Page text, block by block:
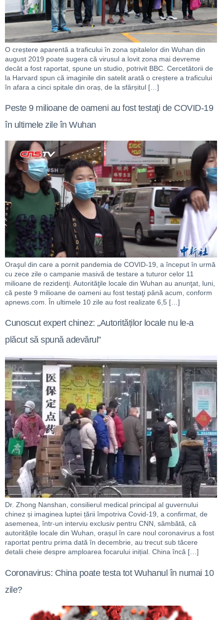
O creștere aparentă a traficului în zona spitalelor din Wuhan din
august 2019 poate sugera că virusul a lovit zona mai devreme
decât a fost raportat, spune un studio, potrivit BBC. Cercetătorii de
la Harvard spun că imaginile din satelit arată o creștere a traficului
în afara a cinci spitale din oraș, de la sfârșitul […]
Peste 9 milioane de oameni au fost testaţi de COVID-19
în ultimele zile în Wuhan
Oraşul din care a pornit pandemia de COVID-19, a început în urmă
cu zece zile o campanie masivă de testare a tuturor celor 11
milioane de rezidenţi. Autorităţile locale din Wuhan au anunţat, luni,
că peste 9 milioane de oameni au fost testaţi până acum, conform
apnews.com. În ultimele 10 zile au fost realizate 6,5 […]
Cunoscut expert chinez: „Autorităților locale nu le-a
plăcut să spună adevărul”
Dr. Zhong Nanshan, consilierul medical principal al guvernului
chinez și imaginea luptei țării împotriva Covid-19, a confirmat, de
asemenea, într-un interviu exclusiv pentru CNN, sâmbătă, că
autoritățile locale din Wuhan, orașul în care noul coronavirus a fost
raportat pentru prima dată în decembrie, au trecut sub tăcere
detalii cheie despre amploarea focarului inițial. China încă […]
Coronavirus: China poate testa tot Wuhanul în numai 10
zile?